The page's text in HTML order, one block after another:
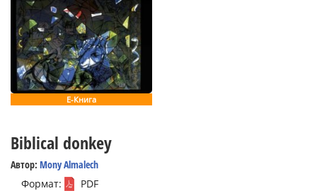
Е-Книга
Biblical donkey
Автор: Mony Almalech
Формат:
PDF